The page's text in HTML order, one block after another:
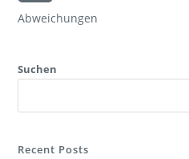
Abweichungen
Suchen
Recent Posts